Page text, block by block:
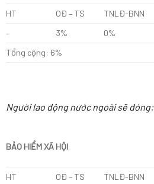
HT OĐ – TS
TNLĐ-BNN
–
3% 0%
Tổng cộng: 6%
Người lao động nước ngoài sẽ đóng:
BẢO HIỂM XÃ HỘI
HT OĐ – TS
TNLĐ-BNN